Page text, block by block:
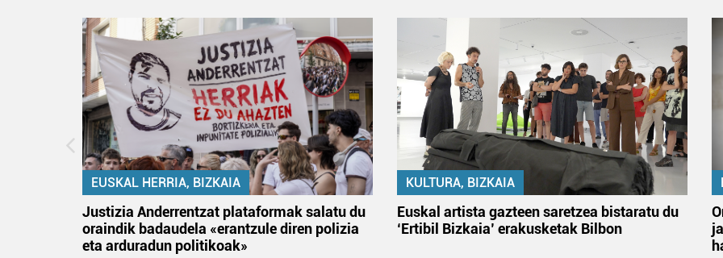
EUSKAL HERRIA, BIZKAIA
Justizia Anderrentzat plataformak salatu du
oraindik badaudela «erantzule diren polizia
eta arduradun politikoak»
KULTURA, BIZKAIA
Euskal artista gazteen saretzea bistaratu du
‘Ertibil Bizkaia’ erakusketak Bilbon